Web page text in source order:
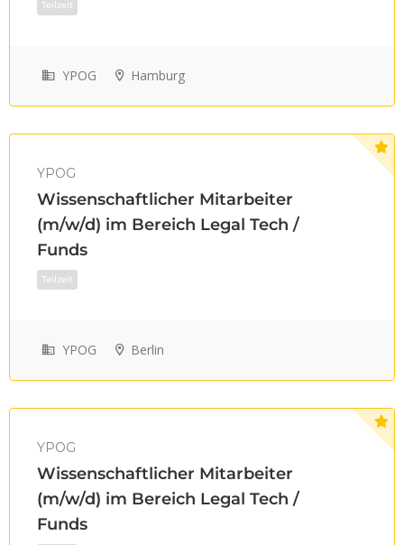
Vollzeit
Vollzeit
YPOG Hamburg
YPOG
Wissenschaftlicher Mitarbeiter
(m/w/d) im Bereich Legal Tech /
Funds
YPOG Berlin
YPOG
Wissenschaftlicher Mitarbeiter
(m/w/d) im Bereich Legal Tech /
Funds